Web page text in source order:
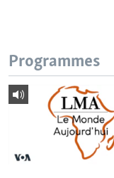
Programmes